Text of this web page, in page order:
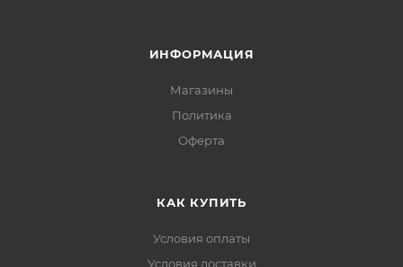
ИНФОРМАЦИЯ
Магазины
Политика
Офертa
КАК КУПИТЬ
Условия оплаты
Условия доставки